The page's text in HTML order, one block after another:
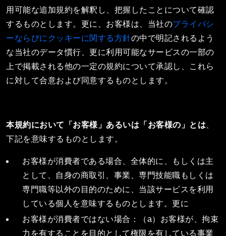
用可能な追加規約を解釈し、把握したことについて確認
するものとします。更に、お客様は、当社のプライバシ
ーならびにクッキーに関する方針の中で明記されるよう
な当社のデータ慣行、更に利用可能なサービスの一部の
上で掲載される他の一定の規約について承認し、これら
に対して合意および同意するものとします。
本規約において「お客様」あるいは「お客様の」とは
下記を意味するものとします。
お客様が消費者である場合、全体的に、もしくは主
として、自身の商取引、事業、専門技能職もしくは
専門職等以外の目的のために、当該サービスを利用
している個人を意味するものとします。更に
お客様が消費者ではない場合：（a）お客様が、拘束
力を有することを目的として権限を有している事業